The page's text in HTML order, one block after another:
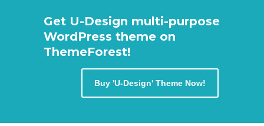
Get U-Design multi-purpose
WordPress theme on
ThemeForest!
Buy 'U-Design' Theme Now!